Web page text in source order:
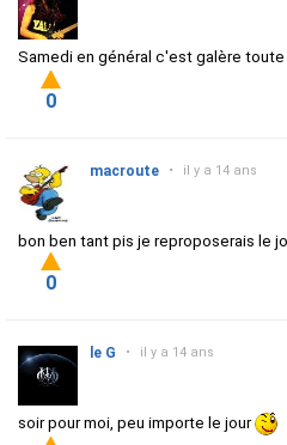
Samedi en général c'est galère
0
macroute • il y a 14 ans
bon ben tant pis je reproposerais le
0
le G • il y a 14 ans
soir pour moi, peu importe le jour